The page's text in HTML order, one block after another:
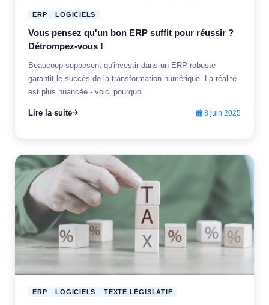
ERP LOGICIELS
Vous pensez qu'un bon ERP suffit pour réussir ?
Détrompez-vous !
Beaucoup supposent qu'investir dans un ERP robuste
garantit le succès de la transformation numérique. La réalité
est plus nuancée - voici pourquoi.
Lire la suite 8 juin 2025
ERP LOGICIELS TEXTE LÉGISLATIF